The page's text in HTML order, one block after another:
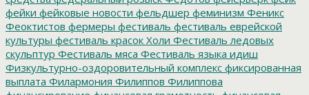
фейки фейковые новости фельдшер феминизм Феникс
Феоктистов фермеры фестиваль фестиваль еврейской
культуры фестиваль красок Холи Фестиваль ледовых
скульптур Фестиваль мяса Фестиваль языка идиш
Физкультурно-оздоровительный комплекс фиксированная
выплата Филармония Филиппов Филиппова